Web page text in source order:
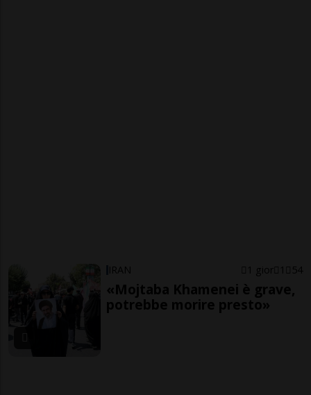
IRAN 1 gior 1 54
«Mojtaba Khamenei è grave,
potrebbe morire presto»